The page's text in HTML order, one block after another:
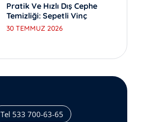
Pratik Ve Hızlı Dış Cephe
Temizliği: Sepetli Vinç
30 TEMMUZ 2026
Tel 533 700-63-65